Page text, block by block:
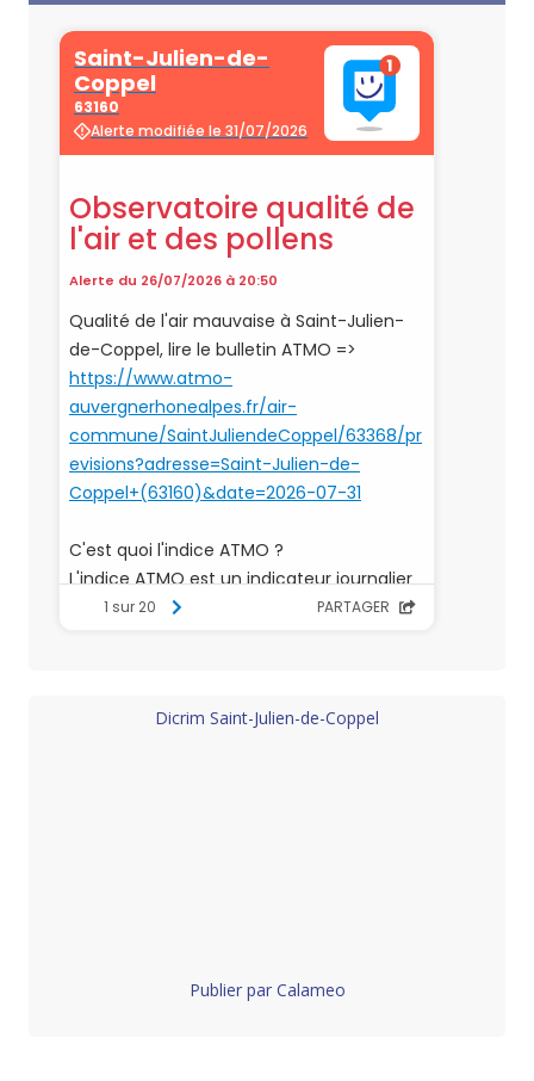
Dicrim Saint-Julien-de-Coppel
Publier par Calameo